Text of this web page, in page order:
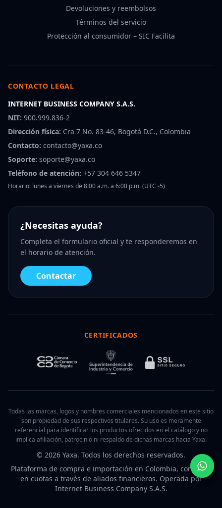
Devoluciones y reembolsos
Términos del servicio
Protección al consumidor – SIC Facilita
CONTACTO LEGAL
INTERNET BUSINESS COMPANY S.A.S.
NIT: 900.999.836-2
Dirección física: Cra 7 No. 83-46, Bogotá D.C., Colombia
Contacto: contacto@yaxa.co
Soporte: soporte@yaxa.co
Teléfono de atención: +57 304 646 5347
Horario: lunes a viernes de 8:00 a.m. a 6:00 p.m. (UTC -5)
¿Necesitas ayuda?
Completa el formulario oficial y te responderemos en
el horario de atención.
Contactar
CERTIFICADOS
Todas las marcas, logos y nombres comerciales mencionados en este sitio
son propiedad de sus respectivos titulares. Su uso es meramente
referencial para identificar los productos ofrecidos en el catálogo y no
implica afiliación, patrocinio ni respaldo de dichas marcas hacia Yaxa.
© 2026 Yaxa. Todos los derechos reservados.
Plataforma de compra e importación en Colombia, con pago
en cuotas a través de aliados financieros. Operada por
Internet Business Company S.A.S.